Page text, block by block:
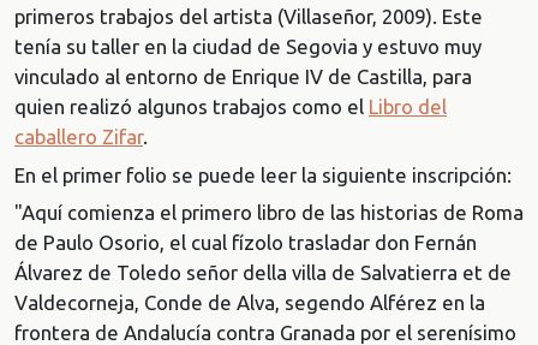
primeros trabajos del artista (Villaseñor, 2009). Este
tenía su taller en la ciudad de Segovia y estuvo muy
vinculado al entorno de Enrique IV de Castilla, para
quien realizó algunos trabajos como el Libro del
caballero Zifar.
En el primer folio se puede leer la siguiente inscripción:
"Aquí comienza el primero libro de las historias de Roma
de Paulo Osorio, el cual fízolo trasladar don Fernán
Álvarez de Toledo señor della villa de Salvatierra et de
Valdecorneja, Conde de Alva, segendo Alférez en la
frontera de Andalucía contra Granada por el serenísimo